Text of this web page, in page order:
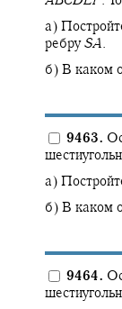
а)
ребруSA.
б) В каком
9463.
а)
б) В каком
9464.